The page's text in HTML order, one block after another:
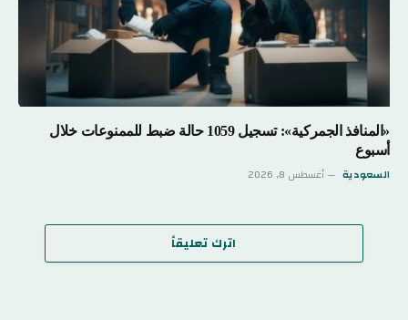
«المنافذ الجمركية»: تسجيل 1059 حالة ضبط للممنوعات خلال
أسبوع
السعودية أغسطس 8, 2026
اترك تعليقاً